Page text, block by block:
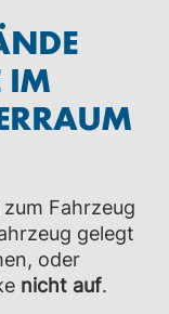
IM
zum Fahrzeug
gelegt
oder
nicht auf.